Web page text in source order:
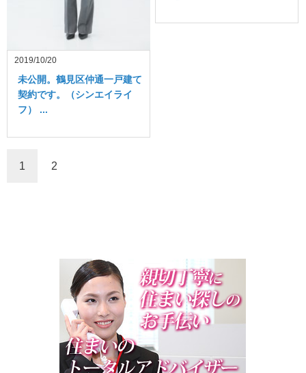
2019/10/20
未公開。鶴見区仲通一戸建て
契約です。（シンエイライ
フ） ...
1 2